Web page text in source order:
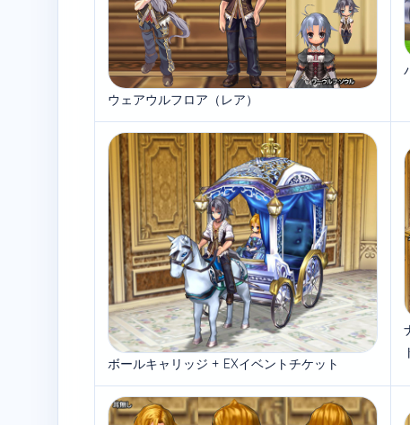
ウェアウルフロア（レア）
ボールキャリッジ + EXイベントチケット